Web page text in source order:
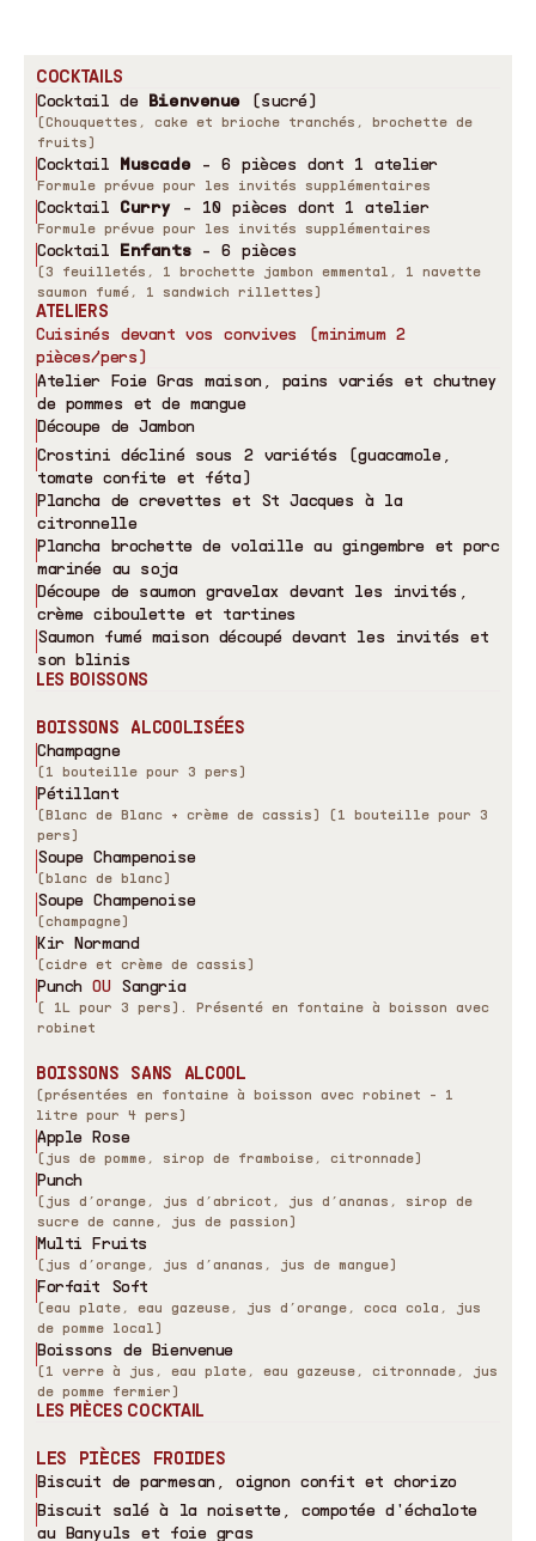
COCKTAILS
Cocktail de Bienvenue (sucré)
(Chouquettes, cake et brioche tranchés, brochette de
fruits)
Cocktail Muscade - 6 pièces dont 1 atelier
Formule prévue pour les invités supplémentaires
Cocktail Curry - 10 pièces dont 1 atelier
Formule prévue pour les invités supplémentaires
Cocktail Enfants- 6 pièces
(3 feuilletés, 1 brochette jambon emmental, 1 navette
saumon fumé, 1 sandwich rillettes)
ATELIERS
Cuisinés devant vos convives (minimum 2
pièces/pers)
Atelier Foie Gras maison, pains variés et chutney
de pommes et de mangue
Découpe de Jambon
Crostini décliné sous 2 variétés (guacamole,
tomate confite et féta)
Plancha de crevettes et St Jacques à la
citronnelle
Plancha brochette de volaille au gingembre et porc
marinée au soja
Découpe de saumon gravelax devant les invités,
crème ciboulette et tartines
Saumon fumé maison découpé devant les invités et
son blinis
LES BOISSONS
BOISSONS ALCOOLISÉES
Champagne
(1 bouteille pour 3 pers)
Pétillant
(Blanc de Blanc + crème de cassis) (1 bouteille pour 3
pers)
Soupe Champenoise
(blanc de blanc)
Soupe Champenoise
(champagne)
Kir Normand
(cidre et crème de cassis)
PunchOUSangria
( 1L pour 3 pers). Présenté en fontaine à boisson avec
robinet
BOISSONS SANS ALCOOL
(présentées en fontaine à boisson avec robinet - 1
litre pour 4 pers)
Apple Rose
(jus de pomme, sirop de framboise, citronnade)
Punch
(jus d’orange, jus d’abricot, jus d’ananas, sirop de
sucre de canne, jus de passion)
Multi Fruits
(jus d’orange, jus d’ananas, jus de mangue)
Forfait Soft
(eau plate, eau gazeuse, jus d’orange, coca cola, jus
de pomme local)
Boissons de Bienvenue
(1 verre à jus, eau plate, eau gazeuse, citronnade, jus
de pomme fermier)
LES PIÈCES COCKTAIL
LES PIÈCES FROIDES
Biscuit de parmesan, oignon confit et chorizo
Biscuit salé à la noisette, compotée d'échalote
au Banyuls et foie gras